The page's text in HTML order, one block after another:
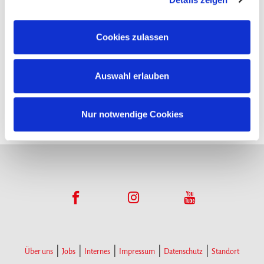
Richtlinie
aufrufen. Sie können Ihre Einwilligung jederzeit
widerrufen, ohne dass hiervon die Zulässigkeit der
vorherigen Datenverarbeitung berührt wird.
Cookies zulassen
Auswahl erlauben
Nur notwendige Cookies
Über uns Jobs Internes Impressum Datenschutz Standort